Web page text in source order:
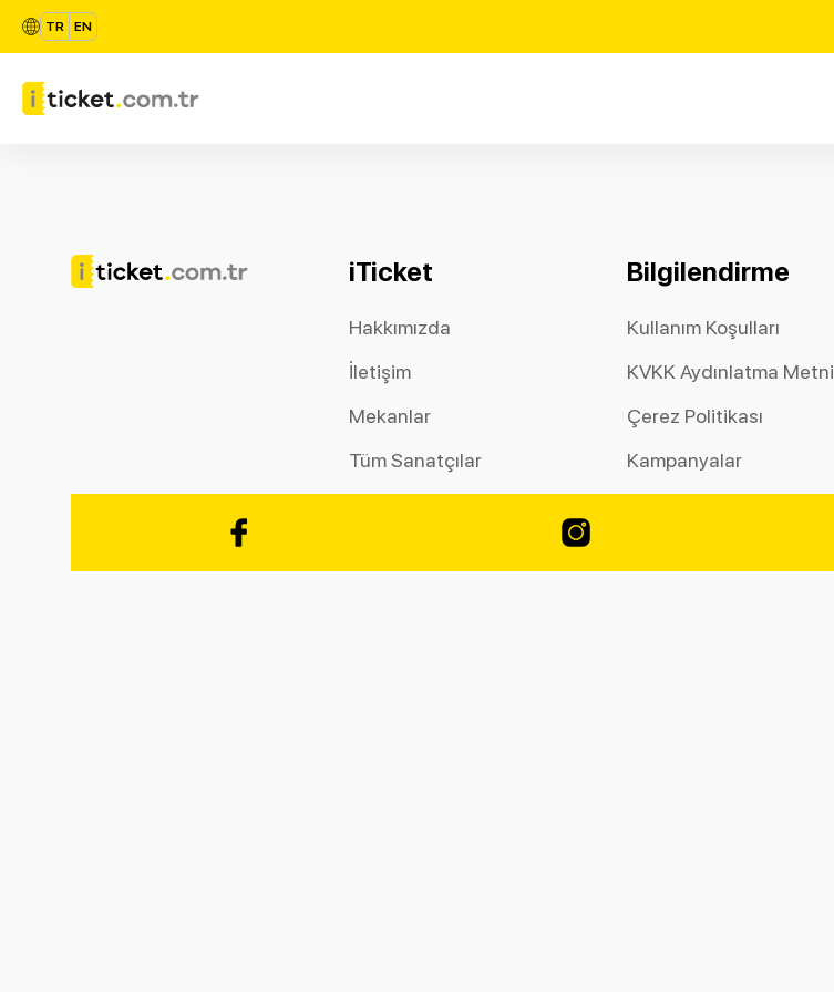
TR EN
iTicket
Hakkımızda
İletişim
Mekanlar
Tüm Sanatçılar
Bilgilendirme
Kullanım Koşulları
KVKK Aydınlatma Metni
Çerez Politikası
Kampanyalar